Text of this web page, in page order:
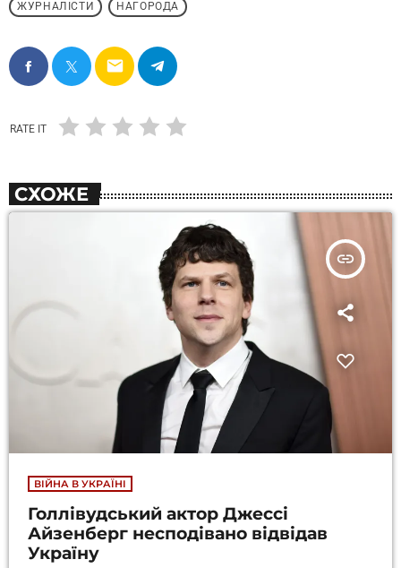
ЖУРНАЛІСТИ НАГОРОДА
email
RATE IT
СХОЖЕ
insert_link
ВІЙНА В УКРАЇНІ
Голлівудський актор Джессі
Айзенберг несподівано відвідав
Україну